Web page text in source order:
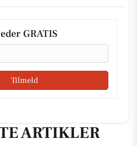
GRATIS
Tilmeld
ARTIKLER